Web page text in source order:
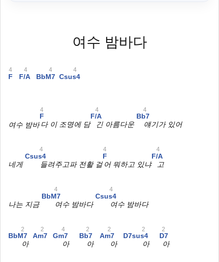
여수 밤바다
F
4
F/A
4
BbM7
4
Csus4
4
여수 밤바
F
4
다 이 조명에 담
F/A
4
긴 아름다운
Bb7
4
얘기가 있어
네게
Csus4
4
들려주고파 전활 걸
F
4
어 뭐하고 있냐
F/A
4
고
나는 지금
BbM7
4
여수 밤바다
Csus4
4
여수 밤바다
BbM7
2
아
Am7
2
Gm7
4
아
Bb7
2
아
Am7
2
아
D7sus4
2
아
D7
2
아